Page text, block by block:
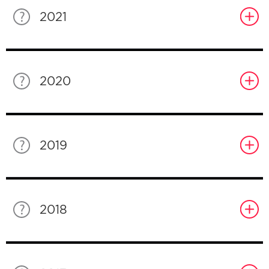
2021
2020
2019
2018